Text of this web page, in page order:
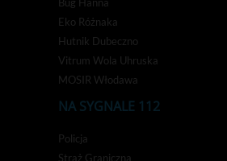
Eko Różnaka
Hutnik Dubeczno
Vitrum Wola Uhruska
MOSIR Włodawa
NA SYGNALE 112
Policja
Straż Graniczna